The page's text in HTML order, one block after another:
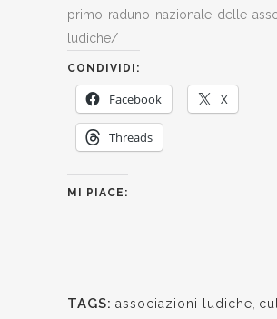
primo-raduno-nazionale-delle-
ludiche/
CONDIVIDI:
Facebook X
Threads
MI PIACE:
TAGS: associazioni ludiche